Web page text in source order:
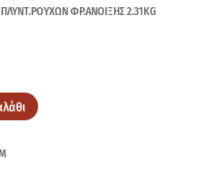
ΠΛΥΝΤ.ΡΟΥΧΩΝ ΦΡ.ΑΝΟΙΞΗΣ 2.31KG